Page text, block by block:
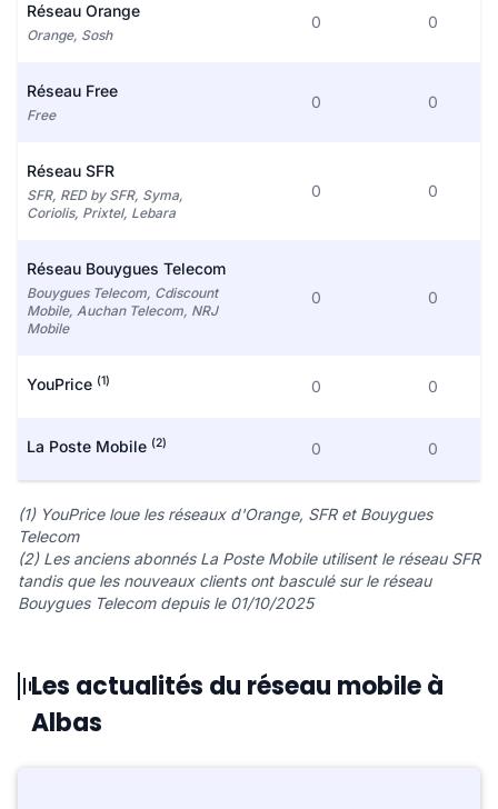
Réseau Orange
Orange, Sosh
0 0
Réseau Free
Free
0 0
Réseau SFR
SFR, RED by SFR, Syma,
Coriolis, Prixtel, Lebara
0 0
Réseau Bouygues Telecom
Bouygues Telecom, Cdiscount
Mobile, Auchan Telecom, NRJ
Mobile
0 0
YouPrice (1) 0 0
La Poste Mobile (2) 0 0
(1) YouPrice loue les réseaux d'Orange, SFR et Bouygues
Telecom
(2) Les anciens abonnés La Poste Mobile utilisent le réseau SFR
tandis que les nouveaux clients ont basculé sur le réseau
Bouygues Telecom depuis le 01/10/2025
Les actualités du réseau mobile à
Albas